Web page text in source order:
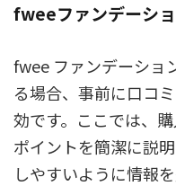
fweeファンデーシ
fwee ファンデーショ
る場合、事前に口コ
効です。ここでは、
ポイントを簡潔に説
しやすいように情報を